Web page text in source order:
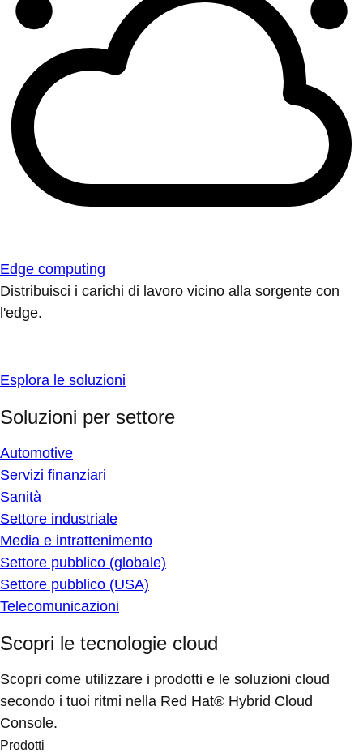
Edge computing
Distribuisci i carichi di lavoro vicino alla sorgente con
l'edge.
Esplora le soluzioni
Soluzioni per settore
Automotive
Servizi finanziari
Sanità
Settore industriale
Media e intrattenimento
Settore pubblico (globale)
Settore pubblico (USA)
Telecomunicazioni
Scopri le tecnologie cloud
Scopri come utilizzare i prodotti e le soluzioni cloud
secondo i tuoi ritmi nella Red Hat® Hybrid Cloud
Console.
Prodotti